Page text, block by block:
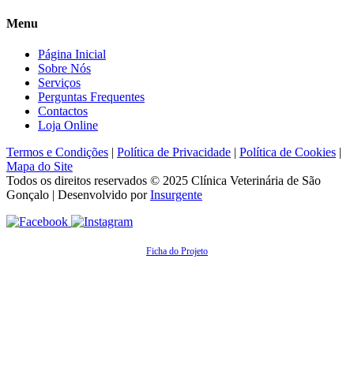
Menu
Página Inicial
Sobre Nós
Serviços
Perguntas Frequentes
Contactos
Loja Online
Termos e Condições | Política de Privacidade | Política de Cookies |
Mapa do Site
Todos os direitos reservados © 2025 Clínica Veterinária de São
Gonçalo | Desenvolvido porInsurgente
Ficha do Projeto